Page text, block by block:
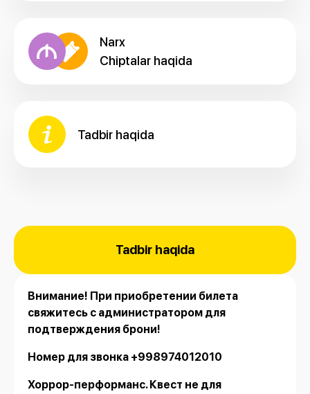
Narx
Chiptalar haqida
Tadbir haqida
Tadbir haqida
Внимание! При приобретении билета
свяжитесь с администратором для
подтверждения брони!
Номер для звонка +998974012010
Хоррор-перформанс. Квест не для